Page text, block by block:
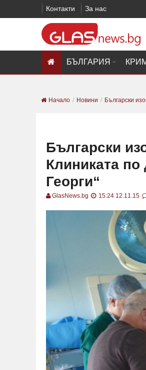
Контакти За нас
БЪЛГАРИЯ
Начало Новини Български
Български
Клиниката
Георги“
GlasNews.bg 15:24 12.11.15